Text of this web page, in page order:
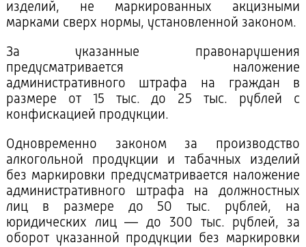
изделий, не маркированных акцизными
марками сверх нормы, установленной законом.
За указанные правонарушения
предусматривается наложение
административного штрафа на граждан в
размере от 15 тыс. до 25 тыс. рублей с
конфискацией продукции.
Одновременно законом за производство
алкогольной продукции и табачных изделий
без маркировки предусматривается наложение
административного штрафа на должностных
лиц в размере до 50 тыс. рублей, на
юридических лиц — до 300 тыс. рублей, за
оборот указанной продукции без маркировки